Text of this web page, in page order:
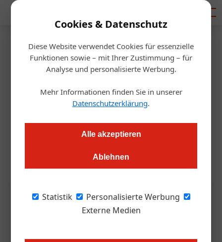
Cookies & Datenschutz
Diese Website verwendet Cookies für essenzielle
Funktionen sowie – mit Ihrer Zustimmung – für
Analyse und personalisierte Werbung.
Mehr Informationen finden Sie in unserer
Datenschutzerklärung.
Alle akzeptieren
Ablehnen
Statistik
Personalisierte Werbung
Externe Medien
Startseite/Gastronomie
Max Eidlhuber ist tot
Redaktion.OEGZ 18.05.2026, 12:34 Uhr
Mit Max Eidlhuber verliert die österreichische Hotellerie eine
der Schlosshotels & Herrenhäuser wurde 78 Jahre alt.